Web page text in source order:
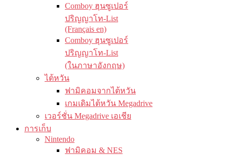
Comboy ฮุนซูเปอร์
ปริญญาโท-List
(Français en)
Comboy ฮุนซูเปอร์
ปริญญาโท-List
(ในภาษาอังกฤษ)
ไต้หวัน
ฟามิคอมจากไต้หวัน
เกมเดิมไต้หวัน Megadrive
เวอร์ชั่น Megadrive เอเชีย
การเก็บ
Nintendo
ฟามิคอม & NES